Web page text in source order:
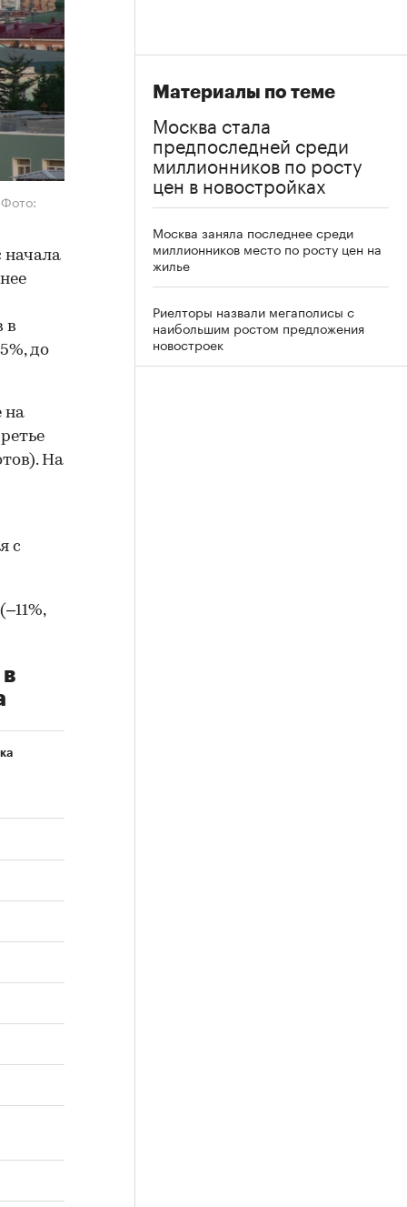
начала
в
до
на
На
с
Материалы по теме
Москва стала
предпоследней среди
миллионников по росту
цен в новостройках
Москва заняла последнее среди
миллионников место по росту цен на
жилье
Риелторы назвали мегаполисы с
наибольшим ростом предложения
новостроек